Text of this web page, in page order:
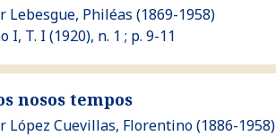
Lebesgue, Philéas (1869-1958)
I, T. I (1920), n. 1 ; p. 9-11
tempos
nosos tempos
López Cuevillas, Florentino(1886-1958)